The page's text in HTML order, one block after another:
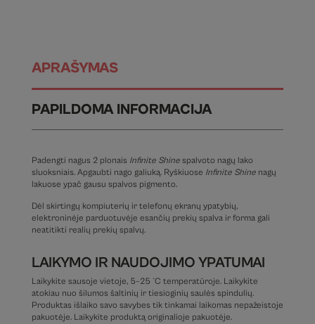
APRAŠYMAS
PAPILDOMA INFORMACIJA
Padengti nagus 2 plonais Infinite Shinespalvoto nagų lako
sluoksniais. Apgaubti nago galiuką. Ryškiuose Infinite Shine nagų
lakuose ypač gausu spalvos pigmento.
Dėl skirtingų kompiuterių ir telefonų ekranų ypatybių,
elektroninėje parduotuvėje esančių prekių spalva ir forma gali
neatitikti realių prekių spalvų.
LAIKYMO IR NAUDOJIMO YPATUMAI
Laikykite sausoje vietoje, 5–25 °C temperatūroje. Laikykite
atokiau nuo šilumos šaltinių ir tiesioginių saulės spindulių.
Produktas išlaiko savo savybes tik tinkamai laikomas nepažeistoje
pakuotėje. Laikykite produktą originalioje pakuotėje.